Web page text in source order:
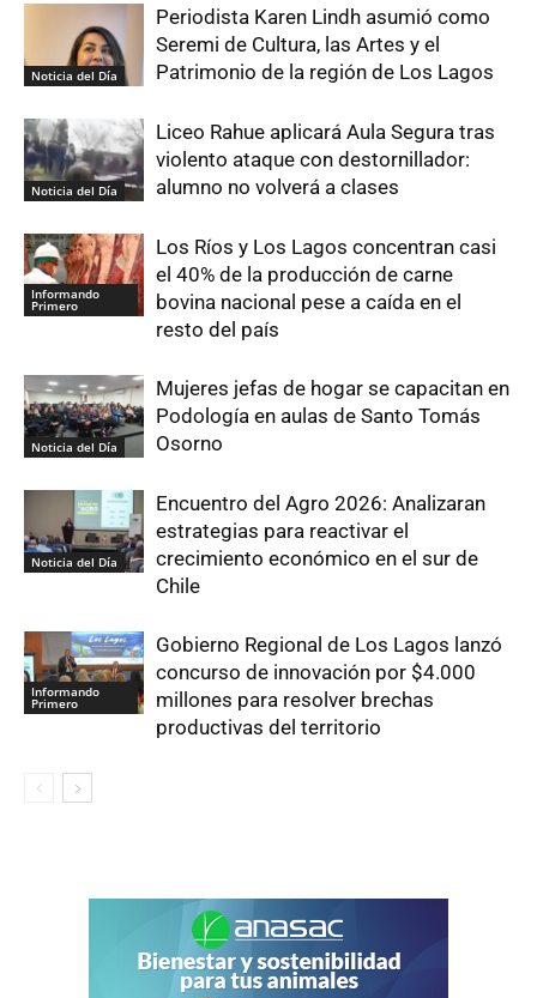
Noticia del Día
Periodista Karen Lindh asumió como
Seremi de Cultura, las Artes y el
Patrimonio de la región de Los Lagos
Noticia del Día
Liceo Rahue aplicará Aula Segura tras
violento ataque con destornillador:
alumno no volverá a clases
Informando
Primero
Los Ríos y Los Lagos concentran casi
el 40% de la producción de carne
bovina nacional pese a caída en el
resto del país
Noticia del Día
Mujeres jefas de hogar se capacitan en
Podología en aulas de Santo Tomás
Osorno
Noticia del Día
Encuentro del Agro 2026: Analizaran
estrategias para reactivar el
crecimiento económico en el sur de
Chile
Informando
Primero
Gobierno Regional de Los Lagos lanzó
concurso de innovación por $4.000
millones para resolver brechas
productivas del territorio